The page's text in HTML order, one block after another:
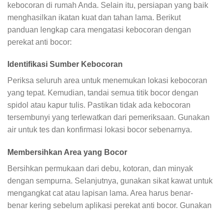
kebocoran di rumah Anda. Selain itu, persiapan yang baik
menghasilkan ikatan kuat dan tahan lama. Berikut
panduan lengkap cara mengatasi kebocoran dengan
perekat anti bocor:
Identifikasi Sumber Kebocoran
Periksa seluruh area untuk menemukan lokasi kebocoran
yang tepat. Kemudian, tandai semua titik bocor dengan
spidol atau kapur tulis. Pastikan tidak ada kebocoran
tersembunyi yang terlewatkan dari pemeriksaan. Gunakan
air untuk tes dan konfirmasi lokasi bocor sebenarnya.
Membersihkan Area yang Bocor
Bersihkan permukaan dari debu, kotoran, dan minyak
dengan sempurna. Selanjutnya, gunakan sikat kawat untuk
mengangkat cat atau lapisan lama. Area harus benar-
benar kering sebelum aplikasi perekat anti bocor. Gunakan